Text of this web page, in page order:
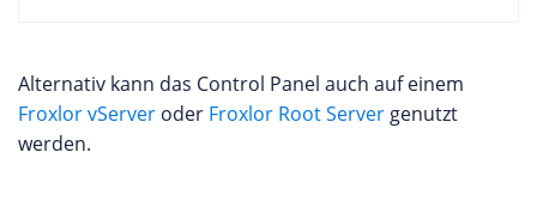
Alternativ kann das Control Panel auch auf einem
Froxlor vServer oder Froxlor Root Server genutzt
werden.